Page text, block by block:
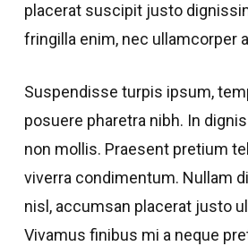
placerat suscipit justo
fringilla enim, nec ullamcorper
Suspendisse turpis ipsum,
posuere pharetra nibh. In
non mollis. Praesent pretium
viverra condimentum. Nullam
nisl, accumsan placerat justo
Vivamus finibus mi a neque